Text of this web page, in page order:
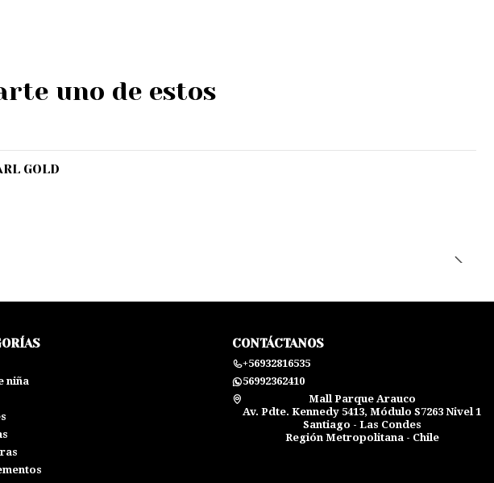
uno de estos
GOLD
niña
CONTÁCTANOS
+56932816535
56992362410
Mall Parque Arauco
Av. Pdte. Kennedy 5413, Módulo S7263 Nivel 1
Santiago - Las Condes
Región Metropolitana - Chile